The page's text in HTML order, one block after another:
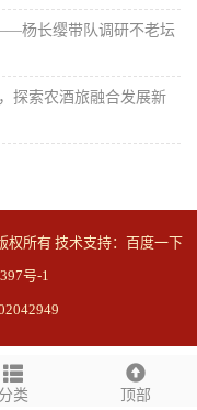
杨长缨带队调研不老坛
探索农酒旅融合发展新
分类 顶部
所有 技术支持： 百度一下
号-1